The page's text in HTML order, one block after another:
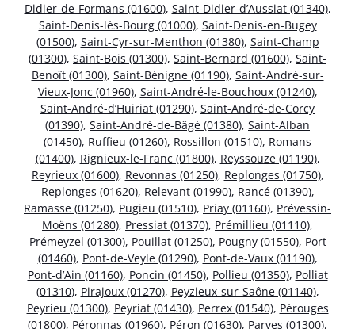
Didier-de-Formans (01600), Saint-Didier-d’Aussiat (01340),
Saint-Denis-lès-Bourg (01000), Saint-Denis-en-Bugey
(01500), Saint-Cyr-sur-Menthon (01380), Saint-Champ
(01300), Saint-Bois (01300), Saint-Bernard (01600), Saint-
Benoît (01300), Saint-Bénigne (01190), Saint-André-sur-
Vieux-Jonc (01960), Saint-André-le-Bouchoux (01240),
Saint-André-d’Huiriat (01290), Saint-André-de-Corcy
(01390), Saint-André-de-Bâgé (01380), Saint-Alban
(01450), Ruffieu (01260), Rossillon (01510), Romans
(01400), Rignieux-le-Franc (01800), Reyssouze (01190),
Reyrieux (01600), Revonnas (01250), Replonges (01750),
Replonges (01620), Relevant (01990), Rancé (01390),
Ramasse (01250), Pugieu (01510), Priay (01160), Prévessin-
Moëns (01280), Pressiat (01370), Prémillieu (01110),
Prémeyzel (01300), Pouillat (01250), Pougny (01550), Port
(01460), Pont-de-Veyle (01290), Pont-de-Vaux (01190),
Pont-d’Ain (01160), Poncin (01450), Pollieu (01350), Polliat
(01310), Pirajoux (01270), Peyzieux-sur-Saône (01140),
Peyrieu (01300), Peyriat (01430), Perrex (01540), Pérouges
(01800), Péronnas (01960), Péron (01630), Parves (01300),